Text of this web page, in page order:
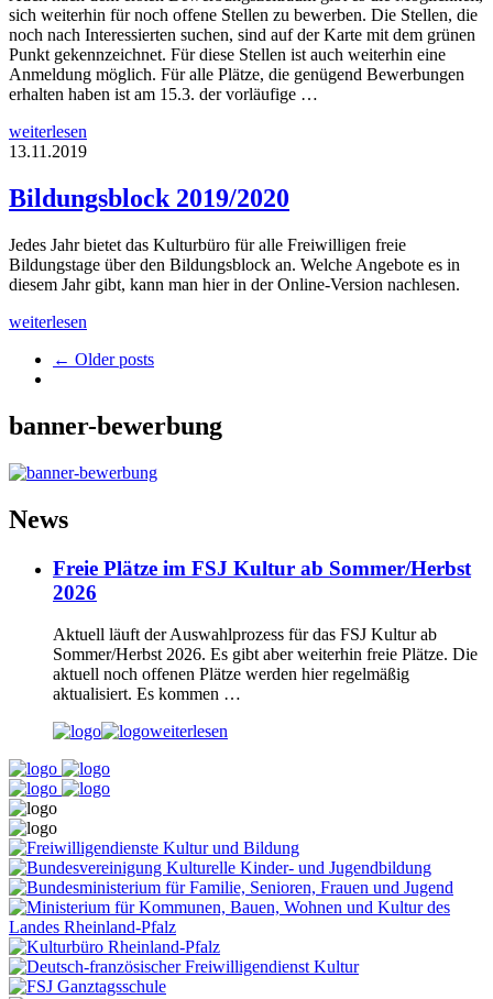
sich weiterhin für noch offene Stellen zu bewerben. Die Stellen, die
noch nach Interessierten suchen, sind auf der Karte mit dem grünen
Punkt gekennzeichnet. Für diese Stellen ist auch weiterhin eine
Anmeldung möglich. Für alle Plätze, die genügend Bewerbungen
erhalten haben ist am 15.3. der vorläufige …
weiterlesen
13.11.2019
Bildungsblock 2019/2020
Jedes Jahr bietet das Kulturbüro für alle Freiwilligen freie
Bildungstage über den Bildungsblock an. Welche Angebote es in
diesem Jahr gibt, kann man hier in der Online-Version nachlesen.
weiterlesen
← Older posts
banner-bewerbung
News
Freie Plätze im FSJ Kultur ab Sommer/Herbst
2026
Aktuell läuft der Auswahlprozess für das FSJ Kultur ab
Sommer/Herbst 2026. Es gibt aber weiterhin freie Plätze. Die
aktuell noch offenen Plätze werden hier regelmäßig
aktualisiert. Es kommen …
weiterlesen